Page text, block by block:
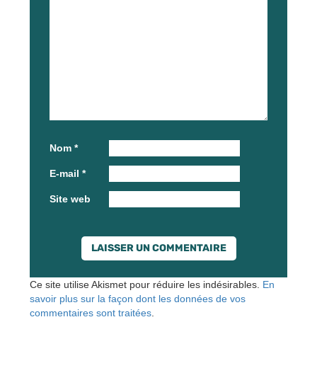
Nom *
E-mail *
Site web
Ce site utilise Akismet pour réduire les indésirables. En
savoir plus sur la façon dont les données de vos
commentaires sont traitées